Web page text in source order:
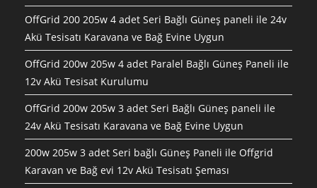
OffGrid 200 205w 4 adet Seri Bağlı Güneş paneli ile 24v
Akü Tesisatı Karavana ve Bağ Evine Uygun
OffGrid 200w 205w 4 adet Paralel Bağlı Güneş Paneli ile
12v Akü Tesisat Kurulumu
OffGrid 200w 205w 3 adet Seri Bağlı Güneş paneli ile
24v Akü Tesisatı Karavana ve Bağ Evine Uygun
200w 205w 3 adet Seri bağlı Güneş Paneli ile Offgrid
Karavan ve Bağ evi 12v Akü Tesisatı Şeması